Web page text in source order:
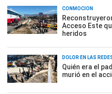
CONMOCIÓN
Acceso Este
heridos
DOLOR EN LAS
Quién era el
murió en el